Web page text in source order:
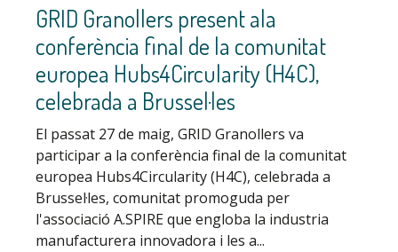
GRID Granollers present ala
conferència final de la comunitat
europea Hubs4Circularity (H4C),
celebrada a Brussel·les
El passat 27 de maig, GRID Granollers va
participar a la conferència final de la comunitat
europea Hubs4Circularity (H4C), celebrada a
Brussel·les, comunitat promoguda per
l'associació A.SPIRE que engloba la industria
manufacturera innovadora i les a...